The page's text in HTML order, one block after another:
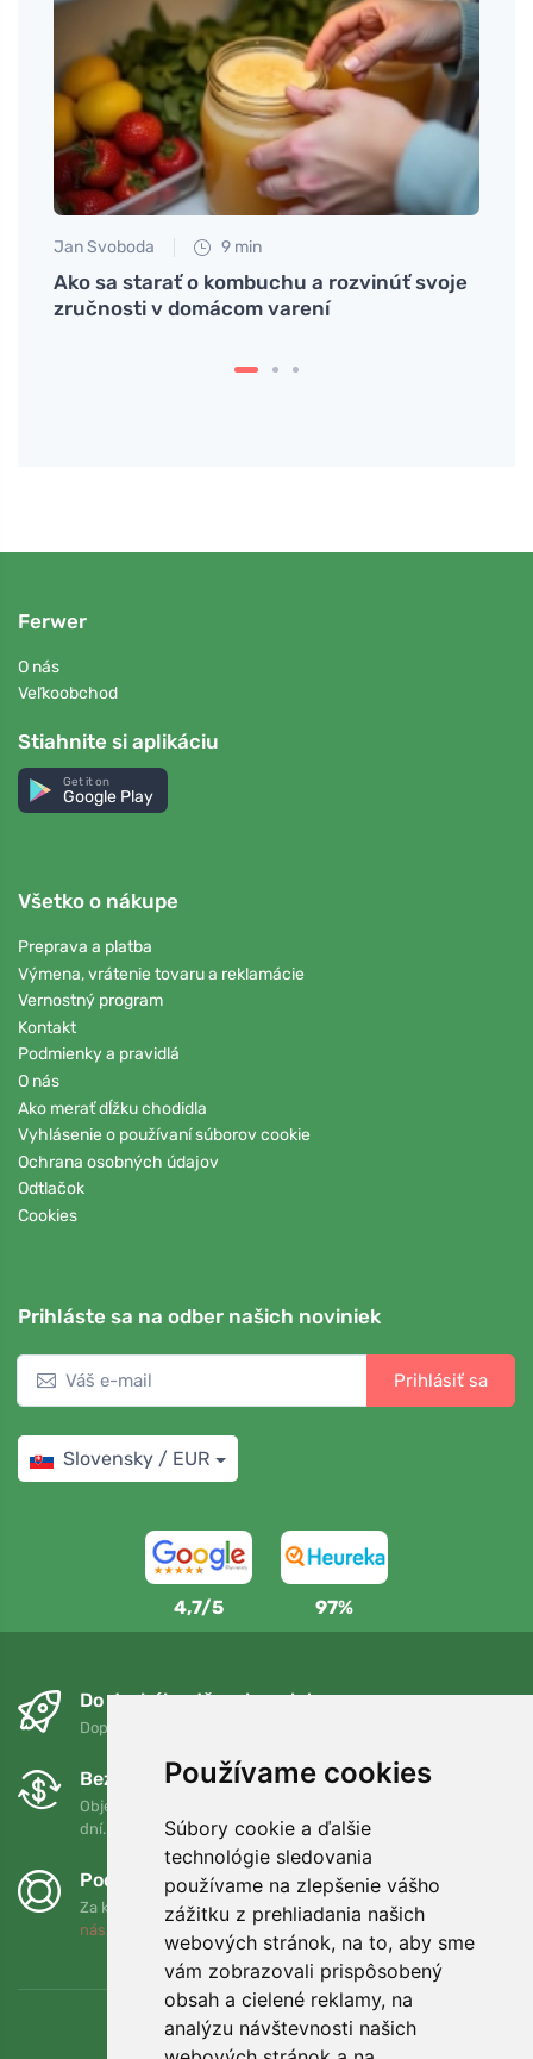
Používame cookies
Súbory cookie a ďalšie
technológie sledovania
používame na zlepšenie vášho
zážitku z prehliadania našich
webových stránok, na to, aby sme
vám zobrazovali prispôsobený
obsah a cielené reklamy, na
analýzu návštevnosti našich
Jan Svoboda 9 min
Ako sa starať o kombuchu a rozvinúť svoje
zručnosti v domácom varení
Ferwer
O nás
Veľkoobchod
Stiahnite si aplikáciu
Get it on
Google Play
Všetko o nákupe
Preprava a platba
Výmena, vrátenie tovaru a reklamácie
Vernostný program
Kontakt
Podmienky a pravidlá
O nás
Ako merať dĺžku chodidla
Vyhlásenie o používaní súborov cookie
Ochrana osobných údajov
Odtlačok
Cookies
Prihláste sa na odber našich noviniek
Prihlásiť sa
Slovensky / EUR
4,7/5 97%
Do druhého dňa a bezplatne
Doprava zadarmo pri objednávkach nad 75 EUR
Bezplatná výmena a vrátenie tovaru
Objednávku môžete kedykoľvek vrátiť alebo vymeniť do 90
dní.
Podporujeme Trees.org
Za každú objednávku zasadíme strom! Prečítajte si viac
nás